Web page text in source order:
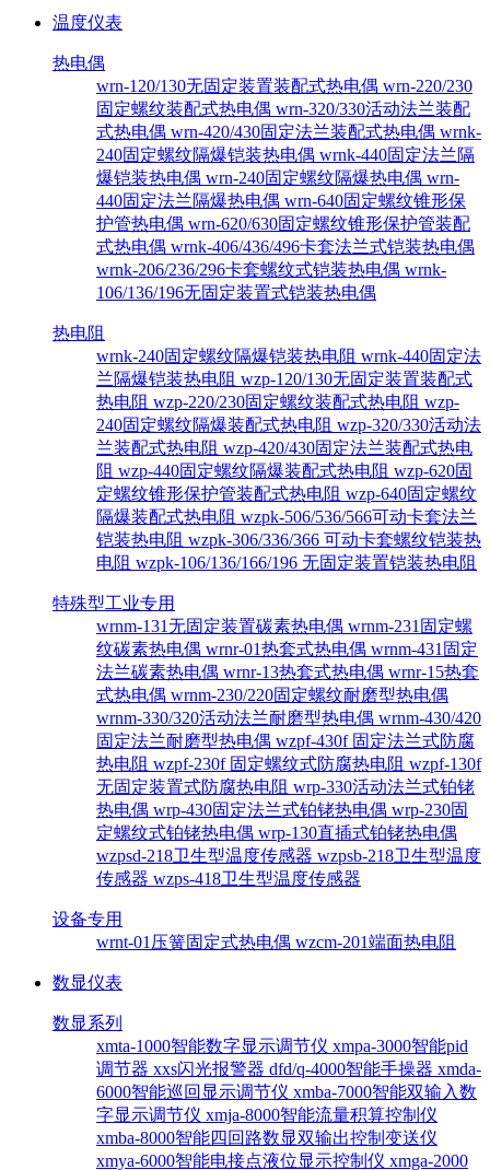
温度仪表
热电偶
wrn-120/130无固定装置装配式热电偶 wrn-220/230
固定螺纹装配式热电偶 wrn-320/330活动法兰装配
式热电偶 wrn-420/430固定法兰装配式热电偶 wrnk-
240固定螺纹隔爆铠装热电偶 wrnk-440固定法兰隔
爆铠装热电偶 wrn-240固定螺纹隔爆热电偶 wrn-
440固定法兰隔爆热电偶 wrn-640固定螺纹锥形保
护管热电偶 wrn-620/630固定螺纹锥形保护管装配
式热电偶 wrnk-406/436/496卡套法兰式铠装热电偶
wrnk-206/236/296卡套螺纹式铠装热电偶 wrnk-
106/136/196无固定装置式铠装热电偶
热电阻
wrnk-240固定螺纹隔爆铠装热电阻 wrnk-440固定法
兰隔爆铠装热电阻 wzp-120/130无固定装置装配式
热电阻 wzp-220/230固定螺纹装配式热电阻 wzp-
240固定螺纹隔爆装配式热电阻 wzp-320/330活动法
兰装配式热电阻 wzp-420/430固定法兰装配式热电
阻 wzp-440固定螺纹隔爆装配式热电阻 wzp-620固
定螺纹锥形保护管装配式热电阻 wzp-640固定螺纹
隔爆装配式热电阻 wzpk-506/536/566可动卡套法兰
铠装热电阻 wzpk-306/336/366 可动卡套螺纹铠装热
电阻 wzpk-106/136/166/196 无固定装置铠装热电阻
特殊型工业专用
wrnm-131无固定装置碳素热电偶 wrnm-231固定螺
纹碳素热电偶 wrnr-01热套式热电偶 wrnm-431固定
法兰碳素热电偶 wrnr-13热套式热电偶 wrnr-15热套
式热电偶 wrnm-230/220固定螺纹耐磨型热电偶
wrnm-330/320活动法兰耐磨型热电偶 wrnm-430/420
固定法兰耐磨型热电偶 wzpf-430f 固定法兰式防腐
热电阻 wzpf-230f 固定螺纹式防腐热电阻 wzpf-130f
无固定装置式防腐热电阻 wrp-330活动法兰式铂铑
热电偶 wrp-430固定法兰式铂铑热电偶 wrp-230固
定螺纹式铂铑热电偶 wrp-130直插式铂铑热电偶
wzpsd-218卫生型温度传感器 wzpsb-218卫生型温度
传感器 wzps-418卫生型温度传感器
设备专用
wrnt-01压簧固定式热电偶 wzcm-201端面热电阻
数显仪表
数显系列
xmta-1000智能数字显示调节仪 xmpa-3000智能pid
调节器 xxs闪光报警器 dfd/q-4000智能手操器 xmda-
6000智能巡回显示调节仪 xmba-7000智能双输入数
字显示调节仪 xmja-8000智能流量积算控制仪
xmba-8000智能四回路数显双输出控制变送仪
xmya-6000智能电接点液位显示控制仪 xmga-2000